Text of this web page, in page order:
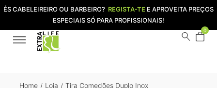
ÉS CABELEIREIRO OU BARBEIRO? REGISTA-TE E APROVEITA PREÇOS
ESPECIAIS SÓ PARA PROFISSIONAIS!
0
Home / Loja / Tira Comedões Duplo Inox